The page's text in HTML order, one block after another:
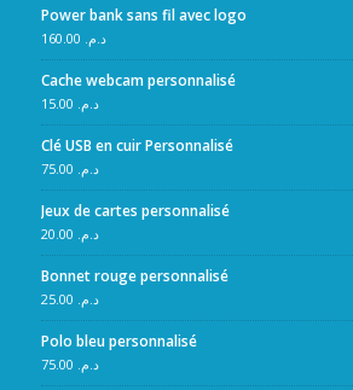
Power bank sans fil avec logo
د.م.
Cache webcam personnalisé
د.م.
Clé USB en cuir Personnalisé
د.م.
Jeux de cartes personnalisé
د.م.
Bonnet rouge personnalisé
د.م.
Polo bleu personnalisé
د.م.